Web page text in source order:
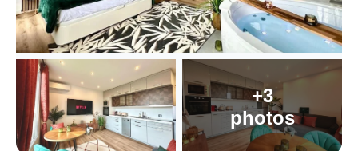
+3
photos